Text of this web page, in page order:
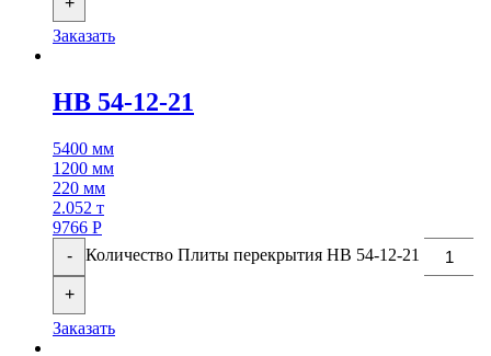
Заказать
НВ 54-12-21
5400 мм
1200 мм
220 мм
2.052 т
9766 Р
-
Количество Плиты перекрытия НВ 54-12-21
+
Заказать